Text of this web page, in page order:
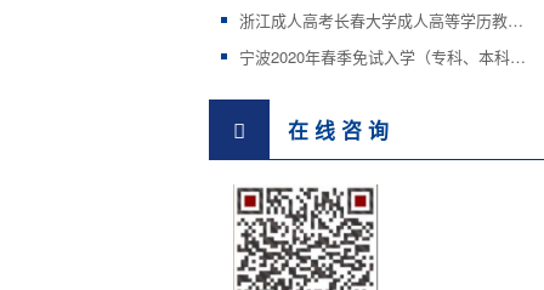
浙江成人高考长春大学成人高等学历教育招生简章
宁波2020年春季免试入学（专科、本科）招生国家开放大学
在 线 咨 询